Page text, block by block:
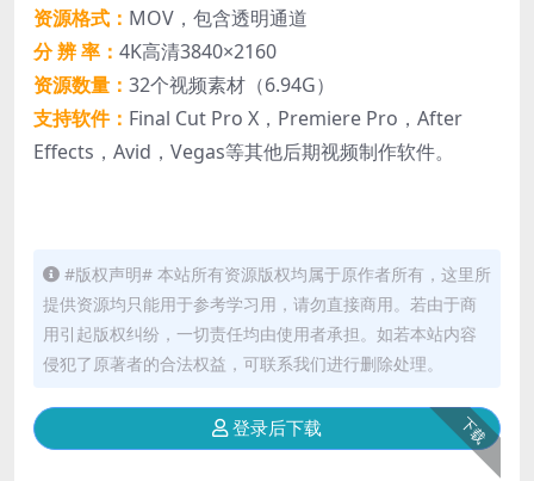
资源格式： MOV，包含透明通道
分 辨 率： 4K高清3840×2160
资源数量： 32个视频素材（6.94G）
支持软件： Final Cut Pro X，Premiere Pro，After
Effects，Avid，Vegas等其他后期视频制作软件。
#版权声明# 本站所有资源版权均属于原作者所有，这里所
提供资源均只能用于参考学习用，请勿直接商用。若由于商
用引起版权纠纷，一切责任均由使用者承担。如若本站内容
侵犯了原著者的合法权益，可联系我们进行删除处理。
下载
登录后下载